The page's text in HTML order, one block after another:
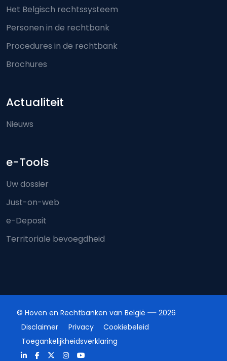
Het Belgisch rechtssysteem
Personen in de rechtbank
Procedures in de rechtbank
Brochures
Actualiteit
Nieuws
e-Tools
Uw dossier
Just-on-web
e-Deposit
Territoriale bevoegdheid
© Hoven en Rechtbanken van België
2026
Disclaimer
Privacy
Cookiebeleid
Toegankelijkheidsverklaring